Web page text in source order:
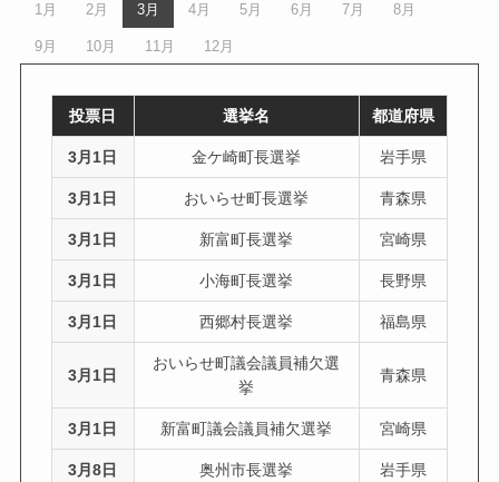
1月 2月 3月 4月 5月 6月 7月 8月
9月 10月 11月 12月
投票日 選挙名 都道府県
3月1日 金ケ崎町長選挙 岩手県
3月1日 おいらせ町長選挙 青森県
3月1日 新富町長選挙 宮崎県
3月1日 小海町長選挙 長野県
3月1日 西郷村長選挙 福島県
3月1日
おいらせ町議会議員補欠選
挙
青森県
3月1日 新富町議会議員補欠選挙 宮崎県
3月8日 奥州市長選挙 岩手県